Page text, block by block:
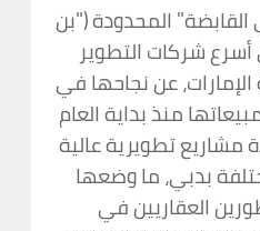
المحدودة ("بن
شركات التطوير
عن نجاحها في
منذ بداية العام
مشاريع تطويرية عالية
بدبي، ما وضعها
العقاريين في